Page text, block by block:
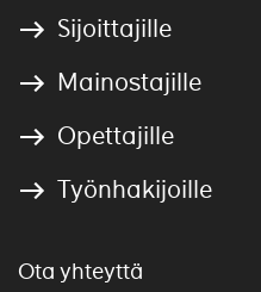
Sijoittajille
Mainostajille
Opettajille
Työnhakijoille
Ota yhteyttä